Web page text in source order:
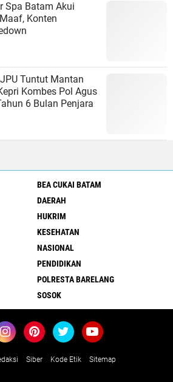
Spa Batam Akui
Konten
Tuntut Mantan
Kombes Pol Agus
6 Bulan Penjara
BEA CUKAI BATAM
DAERAH
HUKRIM
KESEHATAN
NASIONAL
PENDIDIKAN
POLRESTA BARELANG
SOSOK
Siber Kode Etik Sitemap